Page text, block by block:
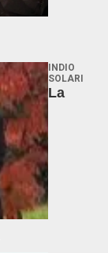
INDIO
SOLARI
La